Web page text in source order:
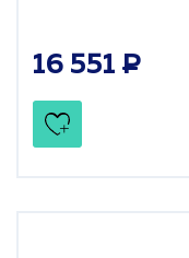
16 551